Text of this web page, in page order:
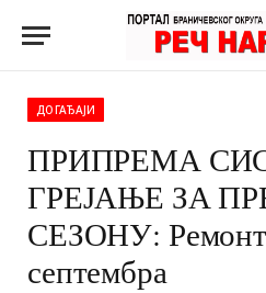
ДОГАЂАЈИ
ПРИПРЕМА
ГРЕЈАЊЕ ЗА
СЕЗОНУ:
септембра